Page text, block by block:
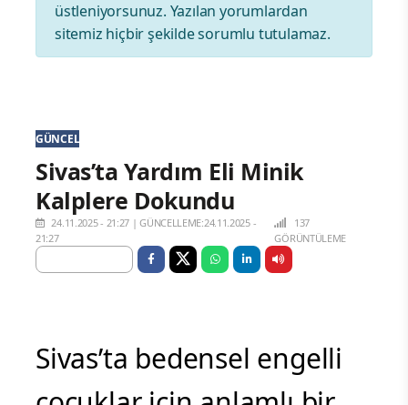
üstleniyorsunuz. Yazılan yorumlardan
sitemiz hiçbir şekilde sorumlu tutulamaz.
GÜNCEL
Sivas’ta Yardım Eli Minik
Kalplere Dokundu
24.11.2025 - 21:27 |GÜNCELLEME:24.11.2025 -
21:27
137
GÖRÜNTÜLEME